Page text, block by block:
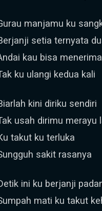
manjamu ku
setia ternyata
kau bisa
ku ulangi kedua kali
kini diriku sendiri
usah dirimu merayu
takut ku terluka
sakit rasanya
ini ku berjanji
mati ku takut